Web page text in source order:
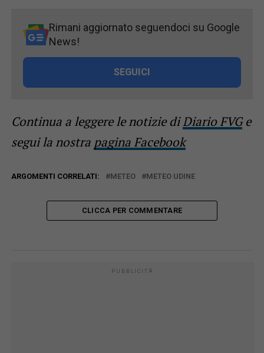
Rimani aggiornato seguendoci su Google
News!
SEGUICI
Continua a leggere le notizie diDiario FVGe
segui la nostra pagina Facebook
ARGOMENTI CORRELATI: METEO METEO UDINE
CLICCA PER COMMENTARE
PUBBLICITÀ